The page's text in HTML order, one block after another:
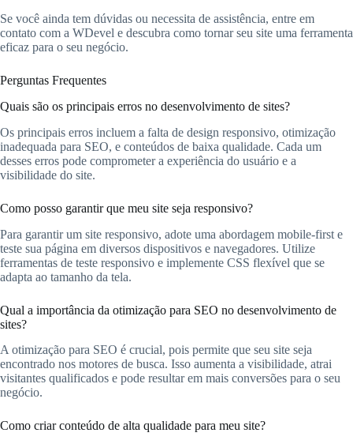
Se você ainda tem dúvidas ou necessita de assistência, entre em
contato com a WDevel e descubra como tornar seu site uma ferramenta
eficaz para o seu negócio.
Perguntas Frequentes
Quais são os principais erros no desenvolvimento de sites?
Os principais erros incluem a falta de design responsivo, otimização
inadequada para SEO, e conteúdos de baixa qualidade. Cada um
desses erros pode comprometer a experiência do usuário e a
visibilidade do site.
Como posso garantir que meu site seja responsivo?
Para garantir um site responsivo, adote uma abordagem mobile-first e
teste sua página em diversos dispositivos e navegadores. Utilize
ferramentas de teste responsivo e implemente CSS flexível que se
adapta ao tamanho da tela.
Qual a importância da otimização para SEO no desenvolvimento de
sites?
A otimização para SEO é crucial, pois permite que seu site seja
encontrado nos motores de busca. Isso aumenta a visibilidade, atrai
visitantes qualificados e pode resultar em mais conversões para o seu
negócio.
Como criar conteúdo de alta qualidade para meu site?